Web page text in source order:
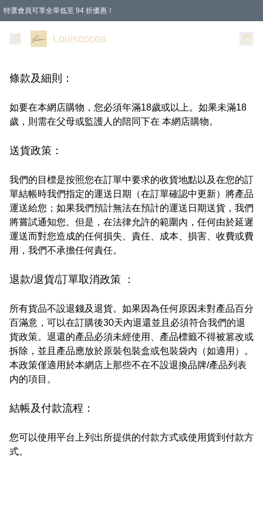
特選會員可享全單低至 94 折優惠！
購物滿 HKD 200.00即享免運費優惠！（適用於 本地送貨、本地取貨 )
Louiscocoa
條款及細則：
如要在本網店購物，您必須年滿18歲或以上。如果未滿18
歲，則需在父母或監護人的陪同下在 本網店購物。
送貨政策：
我們的目標是按照您在訂單中要求的收貨地點以及在您的訂
單結帳時我們指定的運送日期（在訂單確認中更新）將產品
運送給您；如果我們預計無法在預計的運送日期送貨，我們
將嘗試通知您。但是，在法律允許的範圍內，任何由於延遲
運送而對您造成的任何損失、責任、成本、損害、收費或費
用，我們不承擔任何責任。
退款/退貨/訂單取消政策 ：
所有貨品不設退錢及退貨。如果因為任何原因未對產品百分
百滿意，可以在訂購後30天內退還並且必須符合我們的退
貨政策。退還的產品必須未經使用、產品標籤不得被篡改或
拆除，並且產品應放於原裝包裝盒或包裝袋內（如適用）。
本政策僅適用於本網店上那些不在不設退換品牌/產品列表
内的項目。
結帳及付款流程：
您可以使用平台上列出所提供的付款方式或使用貨到付款方
式。